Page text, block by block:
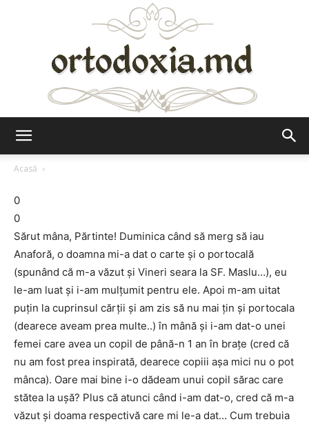
Acasă
0
0
Sărut mâna, Părtinte! Duminica când să merg să iau
Anaforă, o doamna mi-a dat o carte și o portocală
(spunând că m-a văzut și Vineri seara la SF. Maslu…), eu
le-am luat și i-am mulțumit pentru ele. Apoi m-am uitat
puțin la cuprinsul cărții și am zis să nu mai țin și portocala
(dearece aveam prea multe..) în mână și i-am dat-o unei
femei care avea un copil de până-n 1 an în brațe (cred că
nu am fost prea inspirată, dearece copiii așa mici nu o pot
mânca). Oare mai bine i-o dădeam unui copil sărac care
stătea la ușă? Plus că atunci când i-am dat-o, cred că m-a
văzut și doama respectivă care mi le-a dat… Cum trebuia